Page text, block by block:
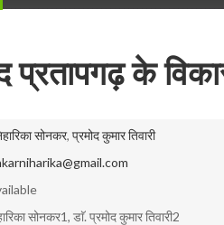
प्रतापगढ़ के
सोनकर, प्रमोद कुमार तिवारी
सोनकर1, डाॅ. प्रमोद कुमार तिवारी2